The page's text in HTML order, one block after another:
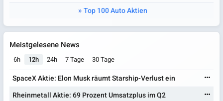
Top 100 Auto Aktien
Meistgelesene News
6h 12h 24h 7 Tage 30 Tage
SpaceX Aktie: Elon Musk räumt Starship-Verlust ein
Rheinmetall Aktie: 69 Prozent Umsatzplus im Q2